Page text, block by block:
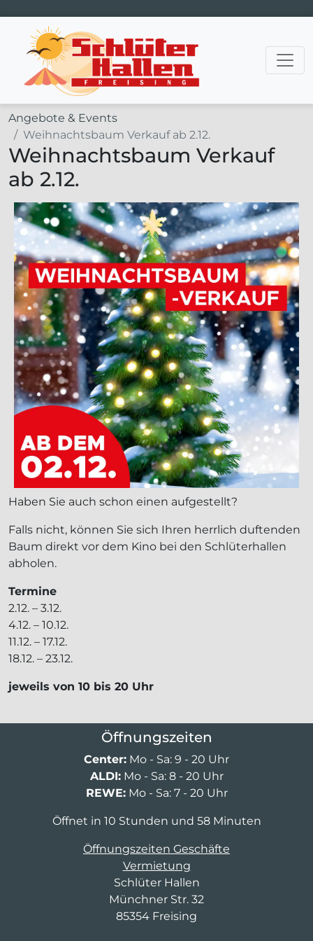
Hauptnavigation
Angebote & Events
Weihnachtsbaum Verkauf ab 2.12.
Weihnachtsbaum Verkauf
ab 2.12.
Haben Sie auch schon einen aufgestellt?
Falls nicht, können Sie sich Ihren herrlich duftenden
Baum direkt vor dem Kino bei den Schlüterhallen
abholen.
Termine
2.12. – 3.12.
4.12. – 10.12.
11.12. – 17.12.
18.12. – 23.12.
jeweils von 10 bis 20 Uhr
Öffnungszeiten
Center: Mo - Sa: 9 - 20 Uhr
ALDI:Mo - Sa: 8 - 20 Uhr
REWE:Mo - Sa: 7 - 20 Uhr
Öffnet in 10 Stunden und 58 Minuten
Öffnungszeiten Geschäfte
Vermietung
Schlüter Hallen
Münchner Str. 32
85354 Freising